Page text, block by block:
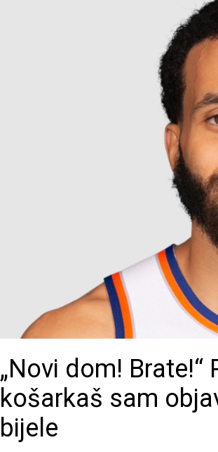
„Novi dom!
košarkaš sam
bijele